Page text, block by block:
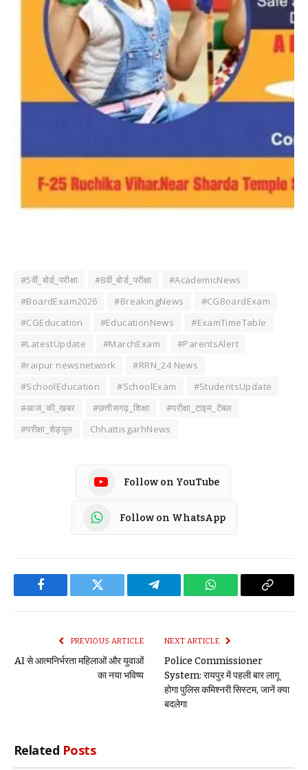
#5वीं_बोर्ड_परीक्षा #8वीं_बोर्ड_परीक्षा
#AcademicNews
#BoardExam2026
#BreakingNews
#CGBoardExam
#CGEducation
#EducationNews
#ExamTimeTable
#LatestUpdate
#MarchExam
#ParentsAlert
#raipur newsnetwork
#RRN_24 News
#SchoolEducation
#SchoolExam
#StudentsUpdate
#आज_की_खबर
#छत्तीसगढ़_शिक्षा
#परीक्षा_टाइम_टेबल
#परीक्षा_शेड्यूल
ChhattisgarhNews
Follow on YouTube
Follow on WhatsApp
Facebook Twitter Telegram WhatsApp Copy
PREVIOUS ARTICLE
AI से आत्मनिर्भरता महिलाओं और युवाओं
का नया भविष्य
NEXT ARTICLE
Police Commissioner
System: रायपुर में पहली बार लागू
होगा पुलिस कमिश्नरी सिस्टम, जानें क्या
बदलेगा
Related Posts